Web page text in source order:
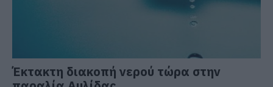
Έκτακτη διακοπή νερού τώρα στην